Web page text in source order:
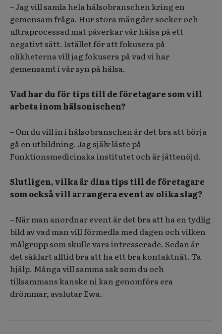
– Jag vill samla hela hälsobranschen kring en
gemensam fråga. Hur stora mängder socker och
ultraprocessad mat påverkar vår hälsa på ett
negativt sätt. Istället för att fokusera på
olikheterna vill jag fokusera på vad vi har
gemensamt i vår syn på hälsa.
Vad har du för tips till de företagare som vill
arbeta inom hälsonischen?
– Om du vill in i hälsobranschen är det bra att börja
gå en utbildning. Jag själv läste på
Funktionsmedicinska institutet och är jättenöjd.
Slutligen, vilka är dina tips till de företagare
som också vill arrangera event av olika slag?
– När man anordnar event är det bra att ha en tydlig
bild av vad man vill förmedla med dagen och vilken
målgrupp som skulle vara intresserade. Sedan är
det såklart alltid bra att ha ett bra kontaktnät. Ta
hjälp. Många vill samma sak som du och
tillsammans kanske ni kan genomföra era
drömmar, avslutar Ewa.